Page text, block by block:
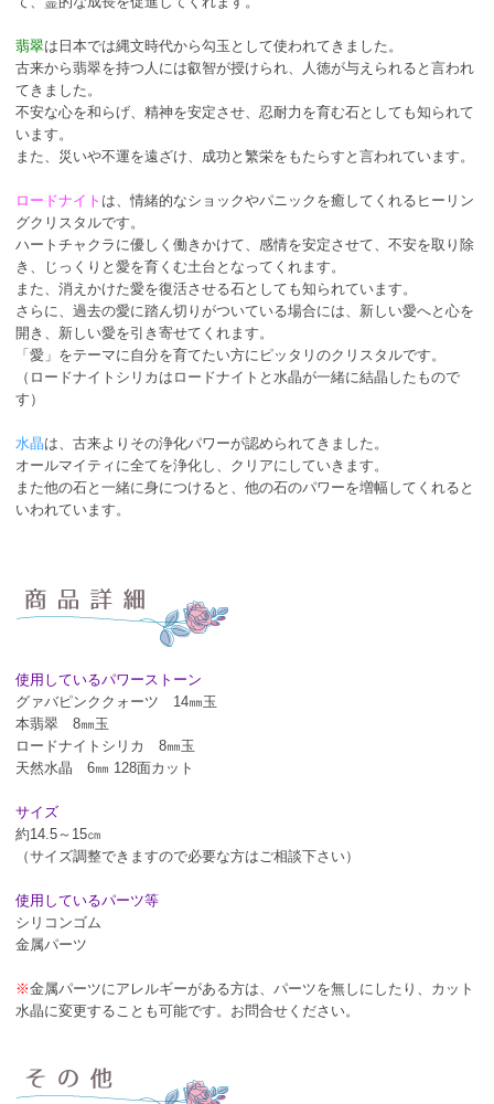
翡翠は日本では縄文時代から勾玉として使われてきました。
古来から翡翠を持つ人には叡智が授けられ、人徳が与えられると言われ
てきました。
不安な心を和らげ、精神を安定させ、忍耐力を育む石としても知られて
います。
また、災いや不運を遠ざけ、成功と繁栄をもたらすと言われています。
ロードナイト は、情緒的なショックやパニックを癒してくれるヒーリン
グクリスタルです。
ハートチャクラに優しく働きかけて、感情を安定させて、不安を取り除
き、じっくりと愛を育くむ土台となってくれます。
また、消えかけた愛を復活させる石としても知られています。
さらに、過去の愛に踏ん切りがついている場合には、新しい愛へと心を
開き、新しい愛を引き寄せてくれます。
「愛」をテーマに自分を育てたい方にピッタリのクリスタルです。
（ロードナイトシリカはロードナイトと水晶が一緒に結晶したもので
す）
水晶は、古来よりその浄化パワーが認められてきました。
オールマイティに全てを浄化し、クリアにしていきます。
また他の石と一緒に身につけると、他の石のパワーを増幅してくれると
いわれています。
使用しているパワーストーン
グァバピンククォーツ 14㎜玉
本翡翠 8㎜玉
ロードナイトシリカ 8㎜玉
天然水晶 6㎜ 128面カット
サイズ
約14.5～15㎝
（サイズ調整できますので必要な方はご相談下さい）
使用しているパーツ等
シリコンゴム
金属パーツ
※金属パーツにアレルギーがある方は、パーツを無しにしたり、カット
水晶に変更することも可能です。お問合せください。